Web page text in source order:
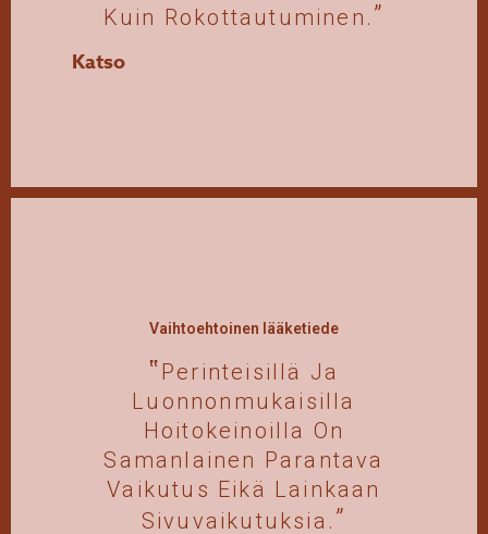
Kuin Rokottautuminen.
Katso
Vaihtoehtoinen lääketiede
Perinteisillä Ja
Luonnonmukaisilla
Hoitokeinoilla On
Samanlainen Parantava
Vaikutus Eikä Lainkaan
Sivuvaikutuksia.